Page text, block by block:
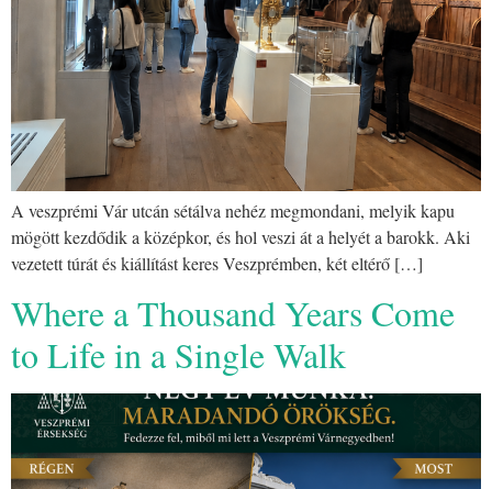
A veszprémi Vár utcán sétálva nehéz megmondani, melyik kapu
mögött kezdődik a középkor, és hol veszi át a helyét a barokk. Aki
vezetett túrát és kiállítást keres Veszprémben, két eltérő […]
Where a Thousand Years Come
to Life in a Single Walk